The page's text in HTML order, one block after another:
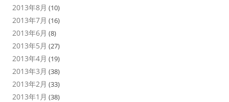
2013年8月 (10)
2013年7月 (16)
2013年6月 (8)
2013年5月 (27)
2013年4月 (19)
2013年3月 (38)
2013年2月 (33)
2013年1月 (38)